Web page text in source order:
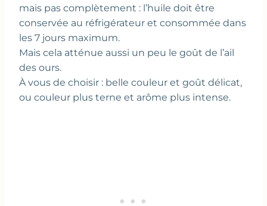
mais pas complètement : l’huile doit être
conservée au réfrigérateur et consommée dans
les 7 jours maximum.
Mais cela atténue aussi un peu le goût de l’ail
des ours.
À vous de choisir : belle couleur et goût délicat,
ou couleur plus terne et arôme plus intense.